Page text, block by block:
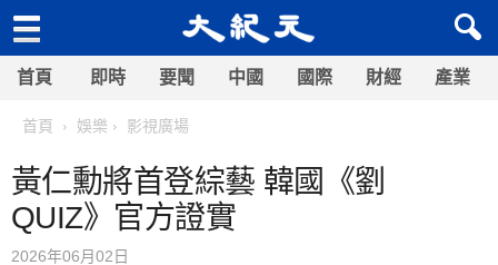
首頁 即時 要聞 中國 國際 財經 產業
首頁 娛樂 影視廣場
黃仁勳將首登綜藝 韓國《劉
QUIZ》官方證實
2026年06月02日